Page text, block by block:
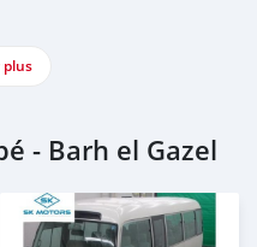
- Barh el Gazel